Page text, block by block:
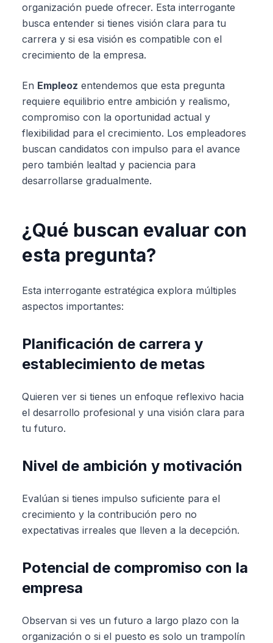
organización puede ofrecer. Esta interrogante
busca entender si tienes visión clara para tu
carrera y si esa visión es compatible con el
crecimiento de la empresa.
En Empleoz entendemos que esta pregunta
requiere equilibrio entre ambición y realismo,
compromiso con la oportunidad actual y
flexibilidad para el crecimiento. Los empleadores
buscan candidatos con impulso para el avance
pero también lealtad y paciencia para
desarrollarse gradualmente.
¿Qué buscan evaluar con
esta pregunta?
Esta interrogante estratégica explora múltiples
aspectos importantes:
Planificación de carrera y
establecimiento de metas
Quieren ver si tienes un enfoque reflexivo hacia
el desarrollo profesional y una visión clara para
tu futuro.
Nivel de ambición y motivación
Evalúan si tienes impulso suficiente para el
crecimiento y la contribución pero no
expectativas irreales que lleven a la decepción.
Potencial de compromiso con la
empresa
Observan si ves un futuro a largo plazo con la
organización o si el puesto es solo un trampolín